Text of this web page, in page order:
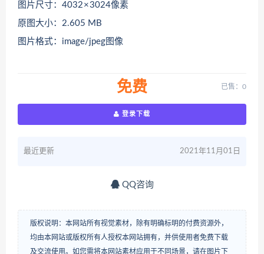
图片尺寸：4032 × 3024像素
原图大小：2.605 MB
图片格式：image/jpeg图像
免费 已售：0
登录下载
最近更新 2021年11月01日
QQ咨询
版权说明：本网站所有视觉素材，除有明确标明的付费资源外，
均由本网站或版权所有人授权本网站拥有，并供使用者免费下载
及交流使用。如您需将本网站素材应用于不同场景，请在图片下